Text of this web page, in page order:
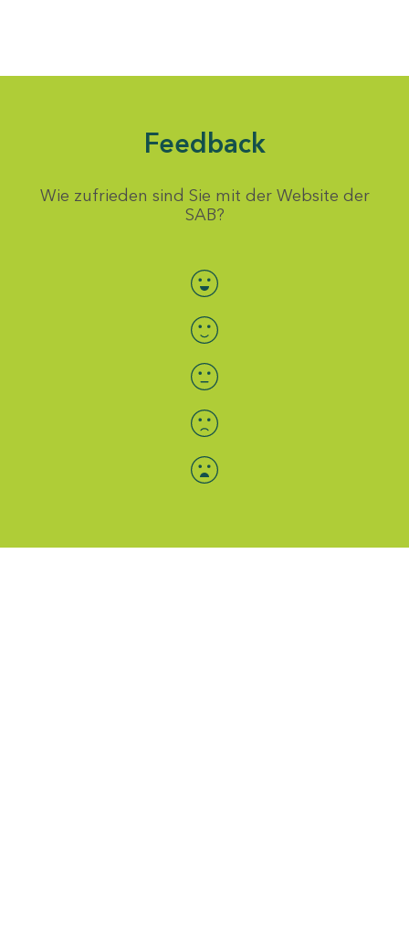
Feedback
Wie zufrieden sind Sie mit der Website der
SAB?
Bewertung auswählen